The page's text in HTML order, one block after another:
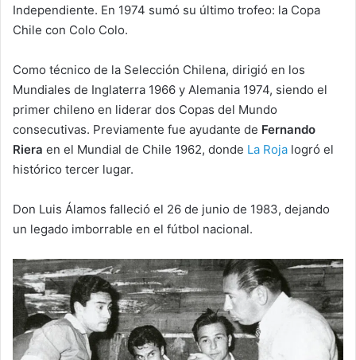
Independiente. En 1974 sumó su último trofeo: la Copa
Chile con Colo Colo.
Como técnico de la Selección Chilena, dirigió en los
Mundiales de Inglaterra 1966 y Alemania 1974, siendo el
primer chileno en liderar dos Copas del Mundo
consecutivas. Previamente fue ayudante de Fernando
Riera en el Mundial de Chile 1962, donde La Roja logró el
histórico tercer lugar.
Don Luis Álamos falleció el 26 de junio de 1983, dejando
un legado imborrable en el fútbol nacional.